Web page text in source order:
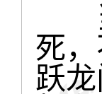
当
死
跃